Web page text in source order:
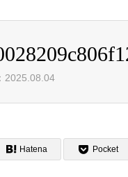
2025.08.04
Hatena Pocket